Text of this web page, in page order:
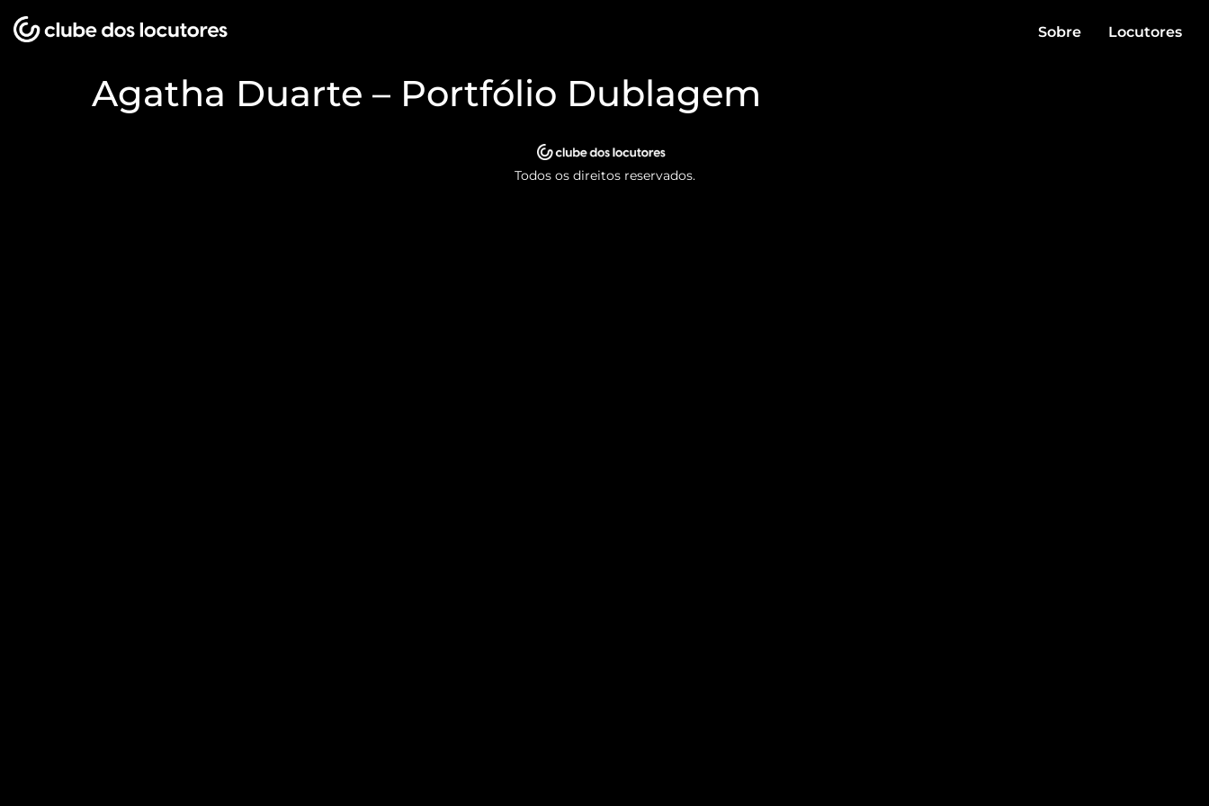
Sobre Locutores
Agatha Duarte – Portfólio Dublagem
Todos os direitos reservados.